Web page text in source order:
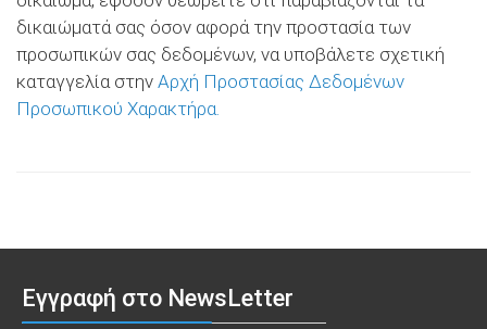
δικαιώματά σας όσον αφορά την προστασία των
προσωπικών σας δεδομένων, να υποβάλετε σχετική
καταγγελία στην Αρχή Προστασίας Δεδομένων
Προσωπικού Χαρακτήρα.
Εγγραφή στο NewsLetter